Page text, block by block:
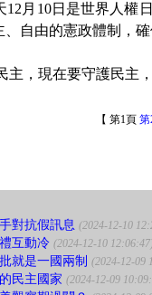
月10日是世界人
自由的憲政體制，
，現在要守護民主
【 第1頁 第
對抗假訊息 (2024-12-10
互動冷 (2024-12-10
就是一國兩制 (2024-12-09
民主國家 (2024-12-09